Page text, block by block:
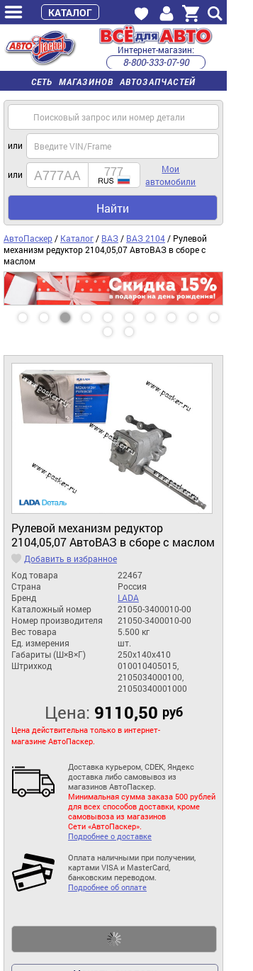
СЕТЬ МАГАЗИНОВ АВТОЗАПЧАСТЕЙ
Интернет-магазин:
8-800-333-07-90
часы работы с 9:00 до 22:00 (пн-пт)
или
или
Мои
автомобили
Найти
АвтоПаскер / Каталог / ВАЗ / ВАЗ 2104 / Рулевой
механизм редуктор 2104,05,07 АвтоВАЗ в сборе с
маслом
Рулевой механизм редуктор
2104,05,07 АвтоВАЗ в сборе с маслом
Добавить в избранное
Код товара
22467
Страна
Россия
Бренд
LADA
Каталожный номер
21050-3400010-00
Номер производителя
21050-3400010-00
Вес товара
5.500 кг
Ед. измерения
шт.
Габариты (Ш×В×Г)
250x140x410
Штрихкод
010010405015,
2105034000100,
21050340001000
Цена: 9110,50 руб
Цена действительна только в интернет-
магазине АвтоПаскер.
Доставка курьером, CDEK, Яндекс
доставка либо самовывоз из
магазинов АвтоПаскер.
Минимальная сумма заказа 500 рублей
для всех способов доставки, кроме
самовывоза из магазинов
Сети «АвтоПаскер».
Подробнее о доставке
Оплата наличными при получении,
картами VISA и MasterCard,
банковским переводом.
Подробнее об оплате
КАТАЛОГ